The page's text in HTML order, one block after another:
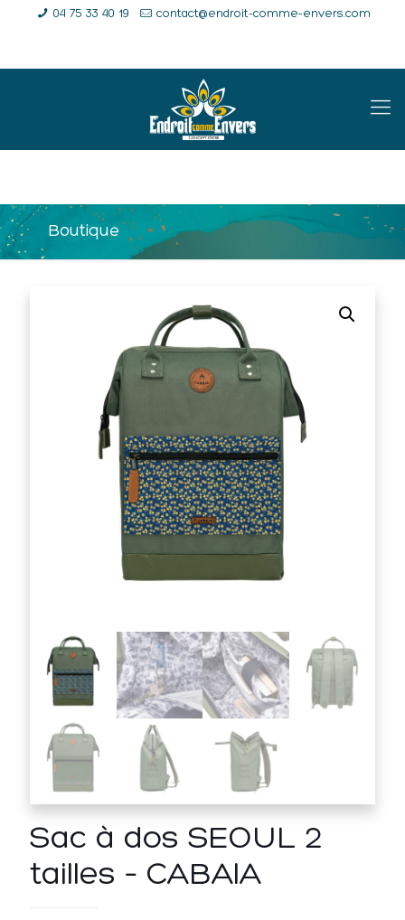
04 75 33 40 19 contact@endroit-comme-envers.com
Boutique
Sac à dos SEOUL 2
tailles – CABAIA